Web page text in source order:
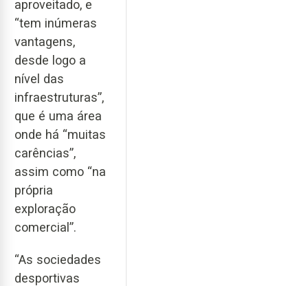
aproveitado, e
“tem inúmeras
vantagens,
desde logo a
nível das
infraestruturas”,
que é uma área
onde há “muitas
carências”,
assim como “na
própria
exploração
comercial”.
“As sociedades
desportivas